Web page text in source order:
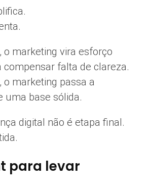
o marketing vira esforço
compensar falta de clareza.
o marketing passa a
uma base sólida.
digital não é etapa final.
para levar